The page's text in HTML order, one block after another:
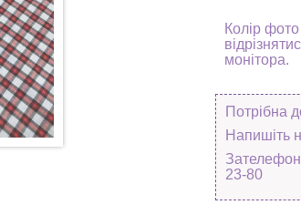
Колір
монітора.
Потрібна
Напишіть
23-80